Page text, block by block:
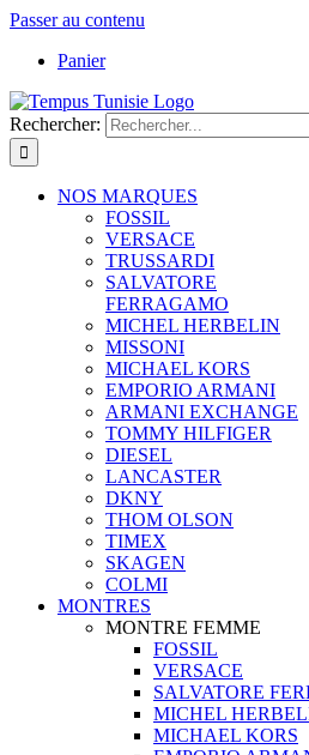
Passer au contenu
Panier
Rechercher:
NOS MARQUES
FOSSIL
VERSACE
TRUSSARDI
SALVATORE
FERRAGAMO
MICHEL HERBELIN
MISSONI
MICHAEL KORS
EMPORIO ARMANI
ARMANI EXCHANGE
TOMMY HILFIGER
DIESEL
LANCASTER
DKNY
THOM OLSON
TIMEX
SKAGEN
COLMI
MONTRES
MONTRE FEMME
FOSSIL
VERSACE
SALVATORE
MICHEL
MICHAEL KORS